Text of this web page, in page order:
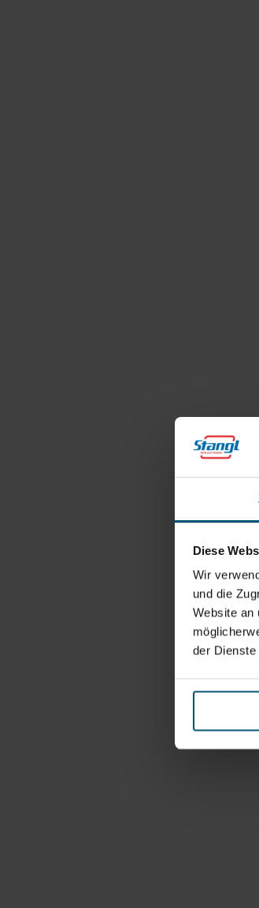
Diese
Wir
und die
Website an
der Dienste